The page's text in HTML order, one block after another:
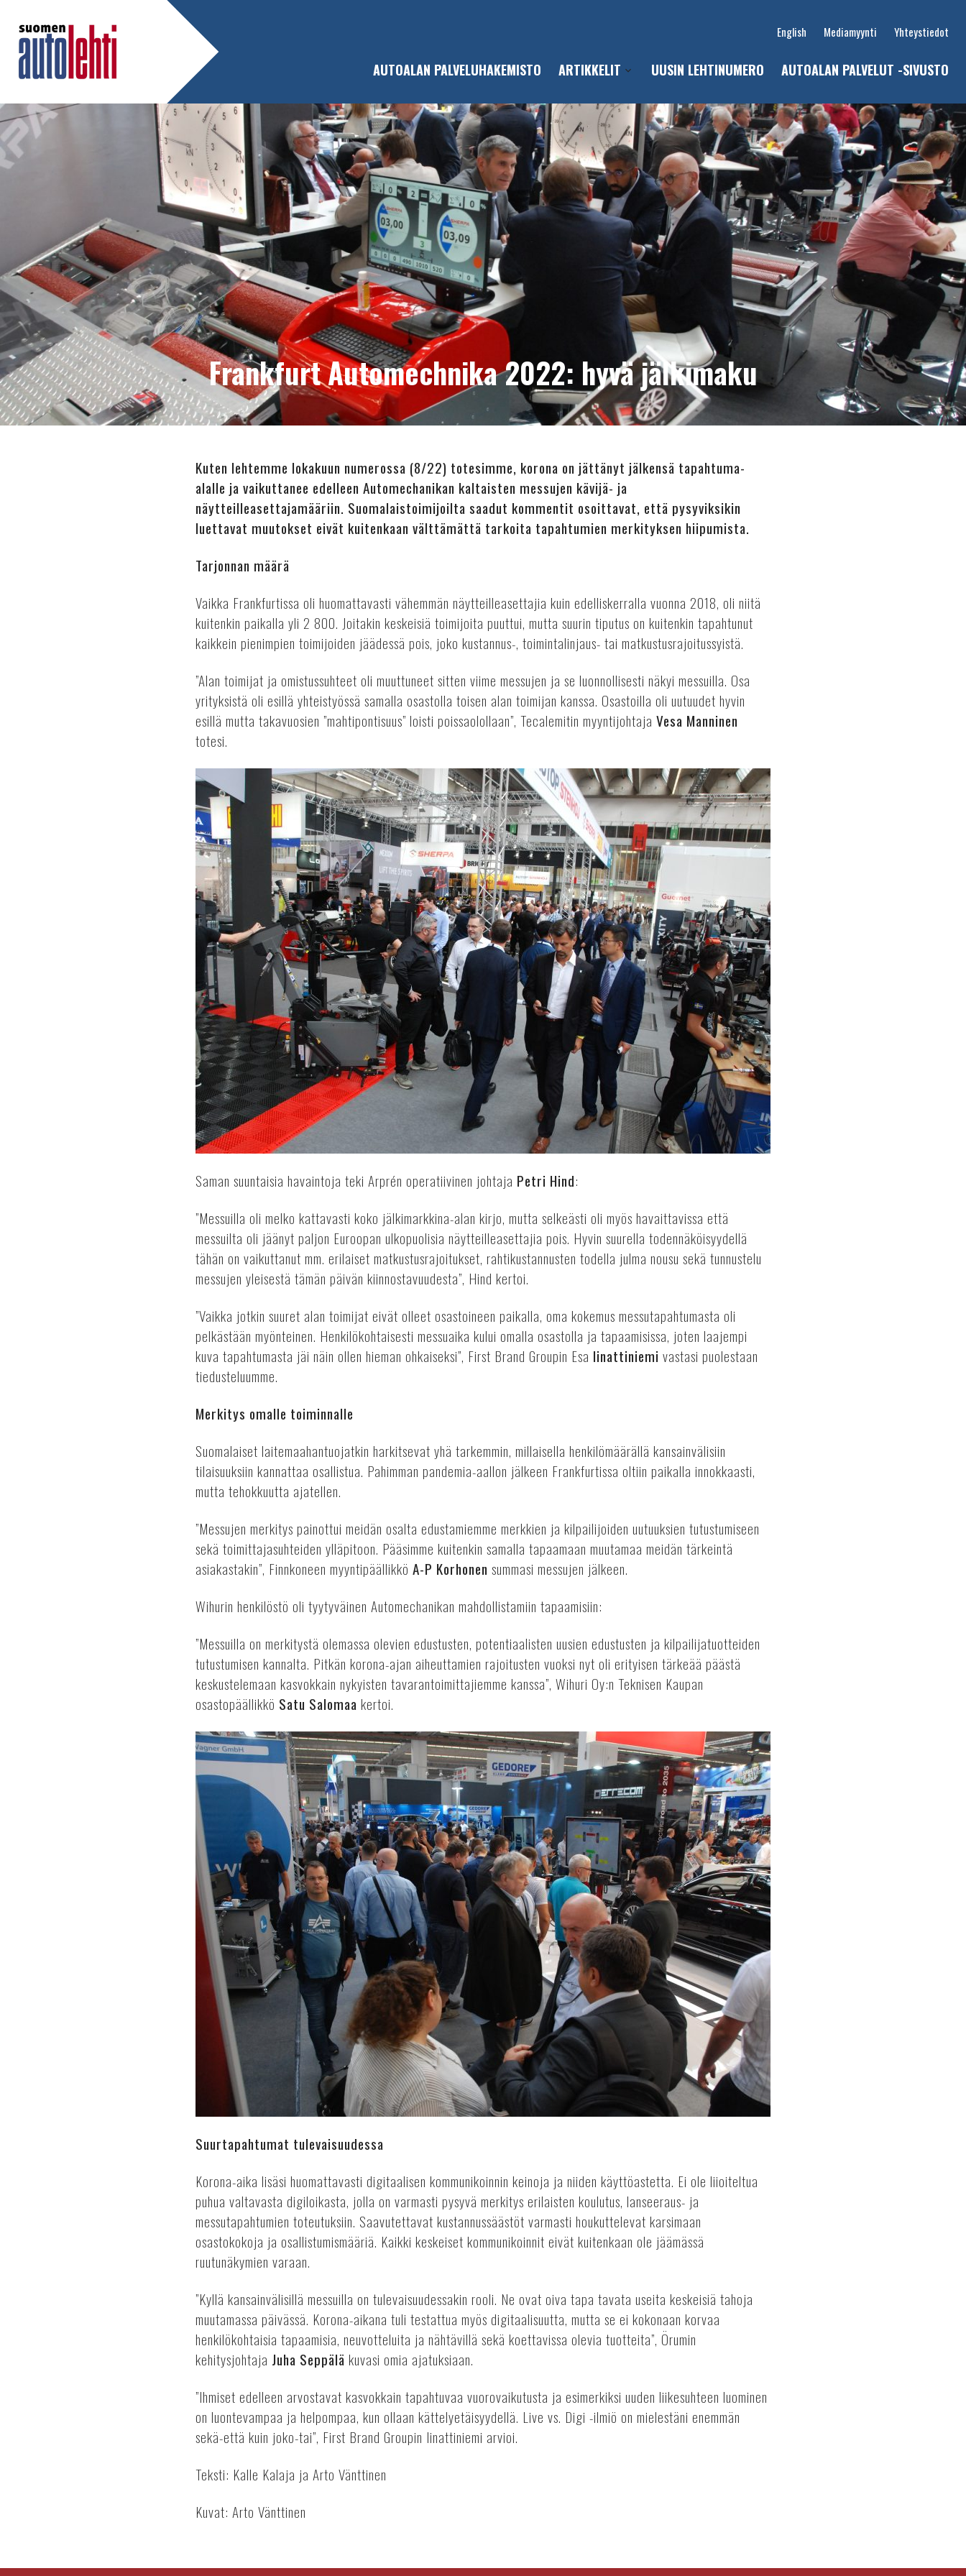
English Mediamyynti Yhteystiedot
AUTOALAN PALVELUHAKEMISTO ARTIKKELIT
sub-
menu
UUSIN LEHTINUMERO AUTOALAN PALVELUT -SIVUSTO
Frankfurt Automechnika 2022: hyvä jälkimaku
Kuten lehtemme lokakuun numerossa (8/22) totesimme, korona on jättänyt jälkensä tapahtuma-
alalle ja vaikuttanee edelleen Automechanikan kaltaisten messujen kävijä- ja
näytteilleasettajamääriin. Suomalaistoimijoilta saadut kommentit osoittavat, että pysyviksikin
luettavat muutokset eivät kuitenkaan välttämättä tarkoita tapahtumien merkityksen hiipumista.
Tarjonnan määrä
Vaikka Frankfurtissa oli huomattavasti vähemmän näytteilleasettajia kuin edelliskerralla vuonna 2018, oli niitä
kuitenkin paikalla yli 2 800. Joitakin keskeisiä toimijoita puuttui, mutta suurin tiputus on kuitenkin tapahtunut
kaikkein pienimpien toimijoiden jäädessä pois, joko kustannus-, toimintalinjaus- tai matkustusrajoitussyistä.
”Alan toimijat ja omistussuhteet oli muuttuneet sitten viime messujen ja se luonnollisesti näkyi messuilla. Osa
yrityksistä oli esillä yhteistyössä samalla osastolla toisen alan toimijan kanssa. Osastoilla oli uutuudet hyvin
esillä mutta takavuosien ”mahtipontisuus” loisti poissaolollaan”, Tecalemitin myyntijohtaja Vesa Manninen
totesi.
Saman suuntaisia havaintoja teki Arprén operatiivinen johtaja Petri Hind:
”Messuilla oli melko kattavasti koko jälkimarkkina-alan kirjo, mutta selkeästi oli myös havaittavissa että
messuilta oli jäänyt paljon Euroopan ulkopuolisia näytteilleasettajia pois. Hyvin suurella todennäköisyydellä
tähän on vaikuttanut mm. erilaiset matkustusrajoitukset, rahtikustannusten todella julma nousu sekä tunnustelu
messujen yleisestä tämän päivän kiinnostavuudesta”, Hind kertoi.
”Vaikka jotkin suuret alan toimijat eivät olleet osastoineen paikalla, oma kokemus messutapahtumasta oli
pelkästään myönteinen. Henkilökohtaisesti messuaika kului omalla osastolla ja tapaamisissa, joten laajempi
kuva tapahtumasta jäi näin ollen hieman ohkaiseksi”, First Brand Groupin Esa Iinattiniemi vastasi puolestaan
tiedusteluumme.
Merkitys omalle toiminnalle
Suomalaiset laitemaahantuojatkin harkitsevat yhä tarkemmin, millaisella henkilömäärällä kansainvälisiin
tilaisuuksiin kannattaa osallistua. Pahimman pandemia-aallon jälkeen Frankfurtissa oltiin paikalla innokkaasti,
mutta tehokkuutta ajatellen.
”Messujen merkitys painottui meidän osalta edustamiemme merkkien ja kilpailijoiden uutuuksien tutustumiseen
sekä toimittajasuhteiden ylläpitoon. Pääsimme kuitenkin samalla tapaamaan muutamaa meidän tärkeintä
asiakastakin”, Finnkoneen myyntipäällikkö A-P Korhonen summasi messujen jälkeen.
Wihurin henkilöstö oli tyytyväinen Automechanikan mahdollistamiin tapaamisiin:
”Messuilla on merkitystä olemassa olevien edustusten, potentiaalisten uusien edustusten ja kilpailijatuotteiden
tutustumisen kannalta. Pitkän korona-ajan aiheuttamien rajoitusten vuoksi nyt oli erityisen tärkeää päästä
keskustelemaan kasvokkain nykyisten tavarantoimittajiemme kanssa”, Wihuri Oy:n Teknisen Kaupan
osastopäällikkö Satu Salomaa kertoi.
Suurtapahtumat tulevaisuudessa
Korona-aika lisäsi huomattavasti digitaalisen kommunikoinnin keinoja ja niiden käyttöastetta. Ei ole liioiteltua
puhua valtavasta digiloikasta, jolla on varmasti pysyvä merkitys erilaisten koulutus, lanseeraus- ja
messutapahtumien toteutuksiin. Saavutettavat kustannussäästöt varmasti houkuttelevat karsimaan
osastokokoja ja osallistumismääriä. Kaikki keskeiset kommunikoinnit eivät kuitenkaan ole jäämässä
ruutunäkymien varaan.
”Kyllä kansainvälisillä messuilla on tulevaisuudessakin rooli. Ne ovat oiva tapa tavata useita keskeisiä tahoja
muutamassa päivässä. Korona-aikana tuli testattua myös digitaalisuutta, mutta se ei kokonaan korvaa
henkilökohtaisia tapaamisia, neuvotteluita ja nähtävillä sekä koettavissa olevia tuotteita”, Örumin
kehitysjohtaja Juha Seppälä kuvasi omia ajatuksiaan.
”Ihmiset edelleen arvostavat kasvokkain tapahtuvaa vuorovaikutusta ja esimerkiksi uuden liikesuhteen luominen
on luontevampaa ja helpompaa, kun ollaan kättelyetäisyydellä. Live vs. Digi -ilmiö on mielestäni enemmän
sekä-että kuin joko-tai”, First Brand Groupin Iinattiniemi arvioi.
Teksti: Kalle Kalaja ja Arto Vänttinen
Kuvat: Arto Vänttinen